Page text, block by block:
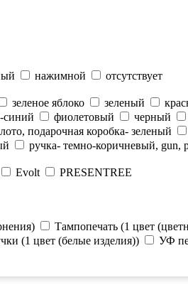
нажимной
отсутствует
зеленое яблоко зеленый
синий фиолетовый черный
подарочная коробка- зеленый
ручка- темно-коричневый, gun,
Evolt
PRESENTREE
Тампопечать (1 цвет
(1 цвет (белые изделия))
УФ